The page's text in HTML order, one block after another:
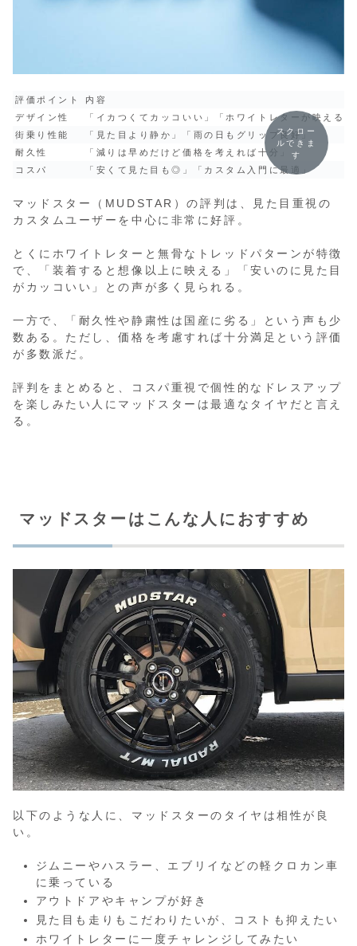
評価ポイント
内容
デザイン性
「イカつくてカッコいい」「ホワイトレターが映える」
街乗り性能
「見た目より静か」「雨の日もグリップ良好」
耐久性
「減りは早めだけど価格を考えれば十分」
コスパ
「安くて見た目も◎」「カスタム入門に最適」
スクロー
ルできま
す
マッドスター（MUDSTAR）の評判は、見た目重視の
カスタムユーザーを中心に非常に好評。
とくにホワイトレターと無骨なトレッドパターンが特徴
で、「装着すると想像以上に映える」「安いのに見た目
がカッコいい」との声が多く見られる。
一方で、「耐久性や静粛性は国産に劣る」という声も少
数ある。ただし、価格を考慮すれば十分満足という評価
が多数派だ。
評判をまとめると、コスパ重視で個性的なドレスアップ
を楽しみたい人にマッドスターは最適なタイヤだと言え
る。
マッドスターはこんな人におすすめ
以下のような人に、マッドスターのタイヤは相性が良
い。
ジムニーやハスラー、エブリイなどの軽クロカン車
に乗っている
アウトドアやキャンプが好き
見た目も走りもこだわりたいが、コストも抑えたい
ホワイトレターに一度チャレンジしてみたい